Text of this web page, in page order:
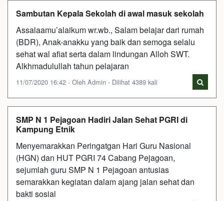
Sambutan Kepala Sekolah di awal masuk sekolah
Assalaamu’alaikum wr.wb., Salam belajar dari rumah
(BDR), Anak-anakku yang baik dan semoga selalu
sehat wal afiat serta dalam lindungan Alloh SWT.
Alkhmadulullah tahun pelajaran
11/07/2020 16:42 - Oleh Admin - Dilihat 4389 kali
SMP N 1 Pejagoan Hadiri Jalan Sehat PGRI di
Kampung Etnik
Menyemarakkan Peringatgan Hari Guru Nasional
(HGN) dan HUT PGRI 74 Cabang Pejagoan,
sejumlah guru SMP N 1 Pejagoan antusias
semarakkan kegiatan dalam ajang jalan sehat dan
bakti sosial